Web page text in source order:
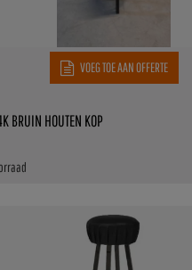
VOEG TOE AAN OFFERTE
BRUIN HOUTEN KOP